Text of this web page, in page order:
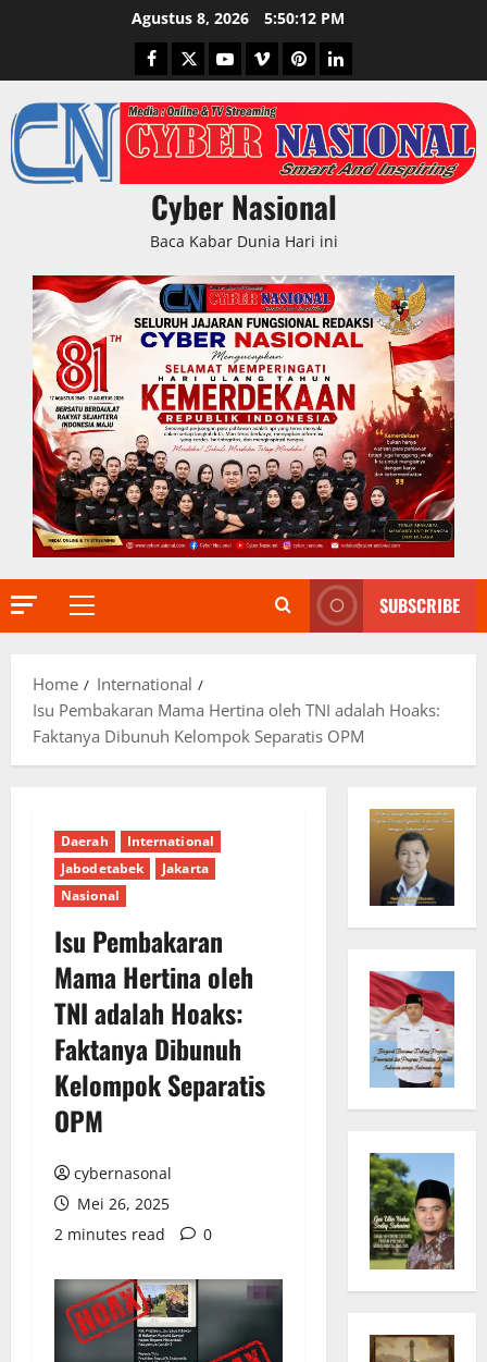
Agustus 8, 2026 5:50:13 PM
Facebook
TwitterYoutubeVimeoPinterestLinkedIn
Cyber Nasional
Baca Kabar Dunia Hari ini
Primary
SUBSCRIBE
Home
International
Isu Pembakaran Mama Hertina oleh TNI adalah Hoaks:
Faktanya Dibunuh Kelompok Separatis OPM
Daerah
International
Jabodetabek
Jakarta
Nasional
Isu Pembakaran
Mama Hertina oleh
TNI adalah Hoaks:
Faktanya Dibunuh
Kelompok Separatis
OPM
cybernasonal
Mei 26, 2025
2 minutes read
0